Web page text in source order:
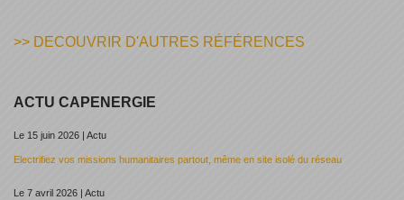
>> DECOUVRIR D'AUTRES RÉFÉRENCES
ACTU CAPENERGIE
Le 15 juin 2026 | Actu
Electrifiez vos missions humanitaires partout, même en site isolé du réseau
Le 7 avril 2026 | Actu